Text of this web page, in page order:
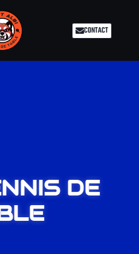
CONTACT
DE